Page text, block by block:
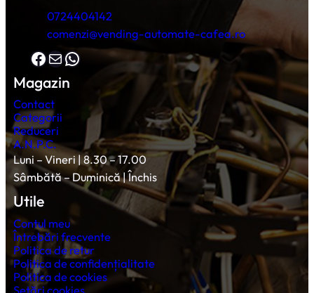
0724404142
comenzi@vending-automate-cafea.ro
Facebook Mail WhatsApp
Magazin
Contact
Categorii
Reduceri
A.N.P.C.
Luni – Vineri | 8.30 – 17.00
Sâmbătă – Duminică | Închis
Utile
Contul meu
Întrebări frecvente
Politica de retur
Politica de confidențialitate
Politica de cookies
Setări cookies